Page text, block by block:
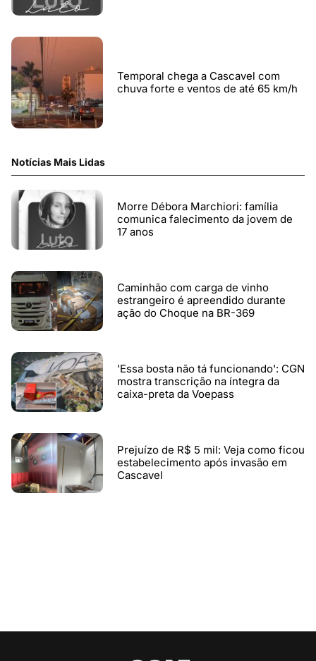
Temporal chega a Cascavel com
chuva forte e ventos de até 65 km/h
Notícias Mais Lidas
Morre Débora Marchiori: família
comunica falecimento da jovem de
17 anos
Caminhão com carga de vinho
estrangeiro é apreendido durante
ação do Choque na BR-369
'Essa bosta não tá funcionando': CGN
mostra transcrição na íntegra da
caixa-preta da Voepass
Prejuízo de R$ 5 mil: Veja como ficou
estabelecimento após invasão em
Cascavel